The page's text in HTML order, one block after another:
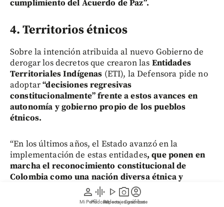
person
Mi Perfil
graphic_eq
Pódcast
play_arrow
Videos
photo_camera
Reportajes gráficos
account_circle
Suscríbete
cumplimiento del Acuerdo de Paz”.
4. Territorios étnicos
Sobre la intención atribuida al nuevo Gobierno de
derogar los decretos que crearon las Entidades
Territoriales Indígenas (ETI), la Defensora pide no
adoptar“decisiones regresivas
constitucionalmente” frente a estos avances en
autonomía y gobierno propio de los pueblos
étnicos.
“En los últimos años, el Estado avanzó en la
implementación de estas entidades, que ponen en
marcha el reconocimiento constitucional de
Colombia como una nación diversa étnica y
, y materializan derechos
relacionados con la autonomía, el gobierno propio,